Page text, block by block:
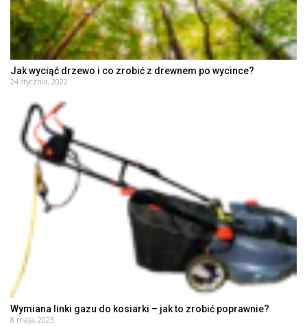
Jak wyciąć drzewo i co zrobić z drewnem po wycince?
24 stycznia, 2022
Wymiana linki gazu do kosiarki – jak to zrobić poprawnie?
8 maja, 2023